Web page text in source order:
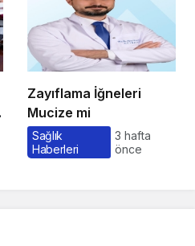
Zayıflama İğneleri
Mucize mi
Sağlık
Haberleri
3 hafta
önce